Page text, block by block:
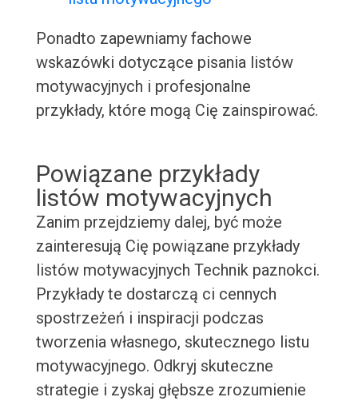
Ponadto zapewniamy fachowe
wskazówki dotyczące pisania listów
motywacyjnych i profesjonalne
przykłady, które mogą Cię zainspirować.
Powiązane przykłady
listów motywacyjnych
Zanim przejdziemy dalej, być może
zainteresują Cię powiązane przykłady
listów motywacyjnych Technik paznokci.
Przykłady te dostarczą ci cennych
spostrzeżeń i inspiracji podczas
tworzenia własnego, skutecznego listu
motywacyjnego. Odkryj skuteczne
strategie i zyskaj głębsze zrozumienie